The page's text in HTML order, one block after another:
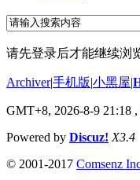
请先登录后才能继续浏
Archiver|手机版|小黑屋|
GMT+8, 2026-8-9 21:18
Powered by Discuz! X3.4
© 2001-2017 Comsenz